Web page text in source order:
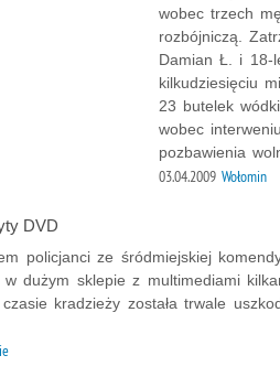
wobec trzech
rozbójniczą.
Damian Ł. i 18-
kilkudziesięciu
23 butelek
wobec
pozbawienia
03.04.2009 Wołomin
DVD
policjanci ze śródmiejskiej
w dużym sklepie z multimediami
czasie kradzieży została trwale